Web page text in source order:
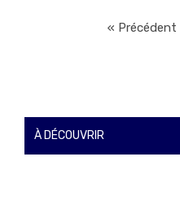
« Précédent
À DÉCOUVRIR